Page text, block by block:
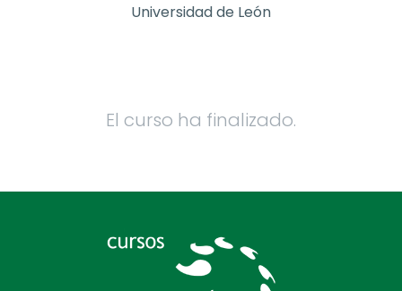
Universidad de León
El curso ha finalizado.